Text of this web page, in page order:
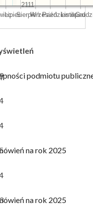
LipiecSierpieńWrzesień
Październik
Listopad
2111
podmiotu
na rok 2025
na rok 2025